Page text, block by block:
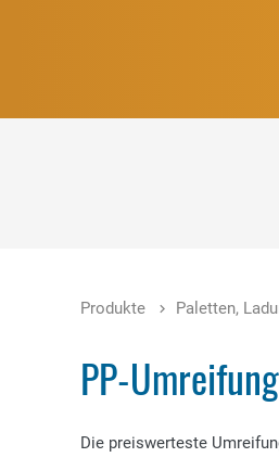
Produkte Paletten,
PP-
Die preiswerteste